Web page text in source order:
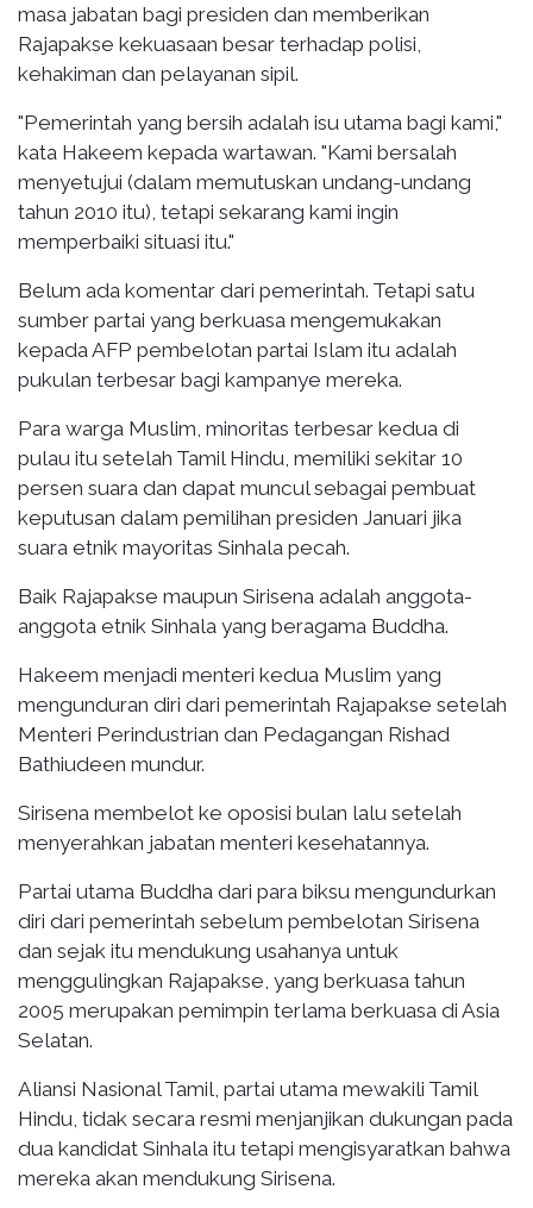
masa jabatan bagi presiden dan memberikan
Rajapakse kekuasaan besar terhadap polisi,
kehakiman dan pelayanan sipil.
"Pemerintah yang bersih adalah isu utama bagi kami,"
kata Hakeem kepada wartawan. "Kami bersalah
menyetujui (dalam memutuskan undang-undang
tahun 2010 itu), tetapi sekarang kami ingin
memperbaiki situasi itu."
Belum ada komentar dari pemerintah. Tetapi satu
sumber partai yang berkuasa mengemukakan
kepada AFP pembelotan partai Islam itu adalah
pukulan terbesar bagi kampanye mereka.
Para warga Muslim, minoritas terbesar kedua di
pulau itu setelah Tamil Hindu, memiliki sekitar 10
persen suara dan dapat muncul sebagai pembuat
keputusan dalam pemilihan presiden Januari jika
suara etnik mayoritas Sinhala pecah.
Baik Rajapakse maupun Sirisena adalah anggota-
anggota etnik Sinhala yang beragama Buddha.
Hakeem menjadi menteri kedua Muslim yang
mengunduran diri dari pemerintah Rajapakse setelah
Menteri Perindustrian dan Pedagangan Rishad
Bathiudeen mundur.
Sirisena membelot ke oposisi bulan lalu setelah
menyerahkan jabatan menteri kesehatannya.
Partai utama Buddha dari para biksu mengundurkan
diri dari pemerintah sebelum pembelotan Sirisena
dan sejak itu mendukung usahanya untuk
menggulingkan Rajapakse, yang berkuasa tahun
2005 merupakan pemimpin terlama berkuasa di Asia
Selatan.
Aliansi Nasional Tamil, partai utama mewakili Tamil
Hindu, tidak secara resmi menjanjikan dukungan pada
dua kandidat Sinhala itu tetapi mengisyaratkan bahwa
mereka akan mendukung Sirisena.